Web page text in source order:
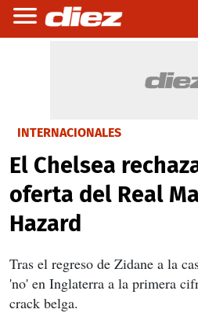
INTERNACIONALES
El Chelsea
oferta del Real
Hazard
Tras el regreso de Zidane a la
'no' en Inglaterra a la primera
crack belga.